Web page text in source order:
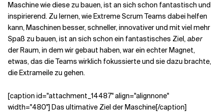
Maschine wie diese zu bauen, ist an sich schon fantastisch und
inspirierend. Zu lernen, wie Extreme Scrum Teams dabei helfen
kann, Maschinen besser, schneller, innovativer und mit viel mehr
Spaß zu bauen, ist an sich schon ein fantastisches Ziel,aber
der Raum, in dem wir gebaut haben, war ein echter Magnet,
etwas, das die Teams wirklich fokussierte und sie dazu brachte,
die Extrameile zu gehen.
[caption id="attachment_14487" align="alignnone"
width="480"] Das ultimative Ziel der Maschine[/caption]